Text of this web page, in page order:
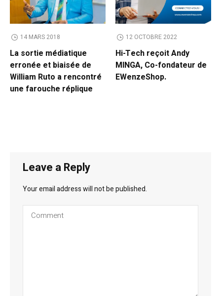
14 MARS 2018
La sortie médiatique
erronée et biaisée de
William Ruto a rencontré
une farouche réplique
12 OCTOBRE 2022
Hi-Tech reçoit Andy
MINGA, Co-fondateur de
EWenzeShop.
Leave a Reply
Your email address will not be published.